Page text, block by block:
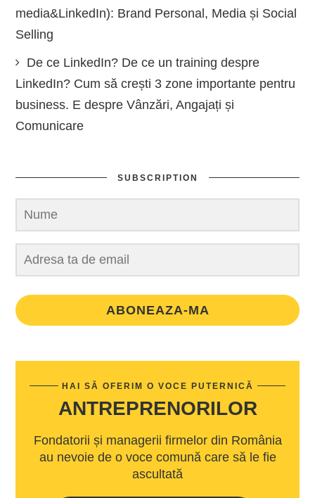
media&LinkedIn): Brand Personal, Media și Social
Selling
De ce LinkedIn? De ce un training despre
LinkedIn? Cum să crești 3 zone importante pentru
business. E despre Vânzări, Angajați și
Comunicare
SUBSCRIPTION
ABONEAZA-MA
HAI SĂ OFERIM O VOCE PUTERNICĂ
ANTREPRENORILOR
Fondatorii și managerii firmelor din România
au nevoie de o voce comună care să le fie
ascultată